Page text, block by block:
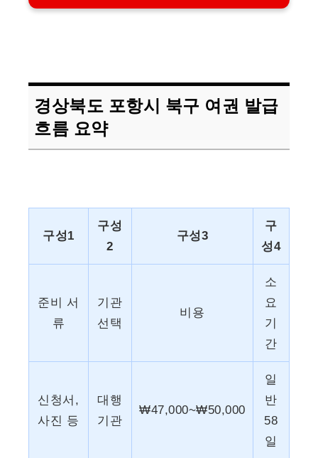
경상북도 포항시 북구 여권 발급
흐름 요약
구성1
구성
2
구성3
구
성4
준비 서
류
기관
선택
비용
소
요
기
간
신청서,
사진 등
대행
기관
₩47,000~₩50,000
일
반
58
일